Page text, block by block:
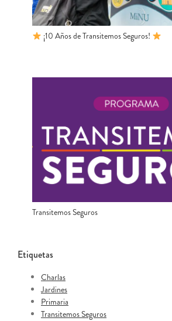
¡10 Años de Transitemos Seguros!
Transitemos Seguros
Etiquetas
Charlas
Jardines
Primaria
Transitemos Seguros